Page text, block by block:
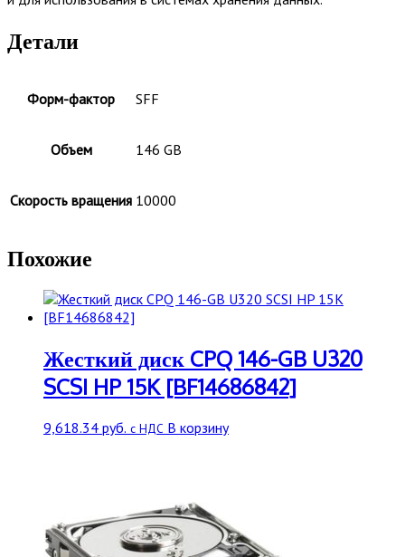
Детали
Форм-фактор SFF
Объем 146 GB
Скорость вращения 10000
Похожие
Жесткий диск CPQ 146-GB U320
SCSI HP 15K [BF14686842]
9,618.34 руб. с НДС В корзину